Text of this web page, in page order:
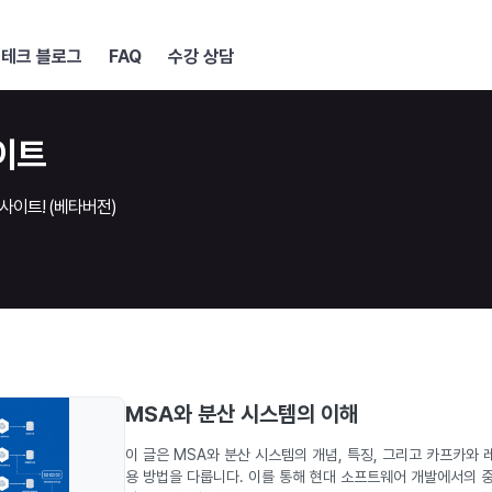
테크 블로그 FAQ 수강 상담
트
이트! (베타버전)
MSA와 분산 시스템의 이해
이 글은 MSA와 분산 시스템의 개념, 특징, 그리고 카프카와
용 방법을 다룹니다. 이를 통해 현대 소프트웨어 개발에서의